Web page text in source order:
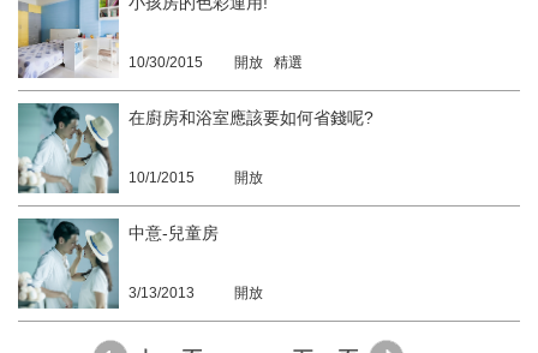
10/30/2015 開放 精選
在廚房和浴室應該要如何省錢呢?
10/1/2015 開放
中意-兒童房
3/13/2013 開放